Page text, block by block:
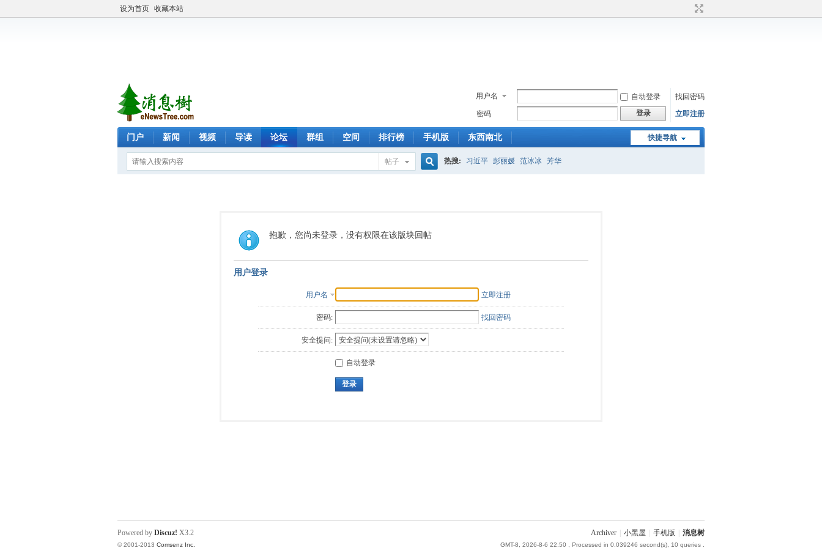
设为首页 收藏本站
用户名 自动登录
找回密码
密码
登录 立即注册
快捷导航
门户 新闻 视频 导读 论坛 群组 空间 排行榜 手机版 东西南北
帖子
索
热搜: 习近平 彭丽媛 范冰冰 芳华
抱歉，您尚未登录，没有权限在该版块回帖
用户登录
用户名 立即注册
密码: 找回密码
安全提问:
自动登录
登录
Archiver 小黑屋 手机版 消息树
GMT-8, 2026-8-6 22:50 , Processed in 0.039246 second(s), 10 queries .
Powered by Discuz! X3.2
© 2001-2013 Comsenz Inc.